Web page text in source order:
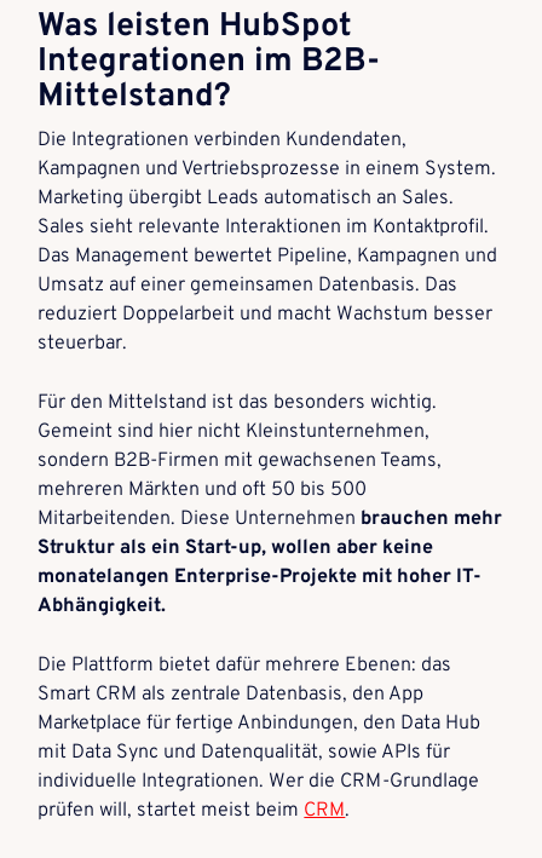
Was leisten HubSpot
Integrationen im B2B-
Mittelstand?
Die Integrationen verbinden Kundendaten,
Kampagnen und Vertriebsprozesse in einem System.
Marketing übergibt Leads automatisch an Sales.
Sales sieht relevante Interaktionen im Kontaktprofil.
Das Management bewertet Pipeline, Kampagnen und
Umsatz auf einer gemeinsamen Datenbasis. Das
reduziert Doppelarbeit und macht Wachstum besser
steuerbar.
Für den Mittelstand ist das besonders wichtig.
Gemeint sind hier nicht Kleinstunternehmen,
sondern B2B-Firmen mit gewachsenen Teams,
mehreren Märkten und oft 50 bis 500
Mitarbeitenden. Diese Unternehmen brauchen mehr
Struktur als ein Start-up, wollen aber keine
monatelangen Enterprise-Projekte mit hoher IT-
Abhängigkeit.
Die Plattform bietet dafür mehrere Ebenen: das
Smart CRM als zentrale Datenbasis, den App
Marketplace für fertige Anbindungen, den Data Hub
mit Data Sync und Datenqualität, sowie APIs für
individuelle Integrationen. Wer die CRM-Grundlage
prüfen will, startet meist beimCRM.